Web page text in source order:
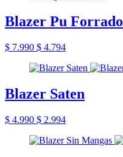
Blazer Pu Forrado
$ 7.990 $ 4.794
Blazer Saten
$ 4.990 $ 2.994